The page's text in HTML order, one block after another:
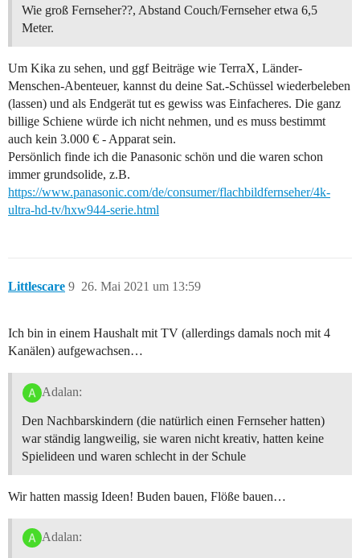
Wie groß Fernseher??, Abstand Couch/Fernseher etwa 6,5
Meter.
Um Kika zu sehen, und ggf Beiträge wie TerraX, Länder-
Menschen-Abenteuer, kannst du deine Sat.-Schüssel wiederbeleben
(lassen) und als Endgerät tut es gewiss was Einfacheres. Die ganz
billige Schiene würde ich nicht nehmen, und es muss bestimmt
auch kein 3.000 € - Apparat sein.
Persönlich finde ich die Panasonic schön und die waren schon
immer grundsolide, z.B.
https://www.panasonic.com/de/consumer/flachbildfernseher/4k-
ultra-hd-tv/hxw944-serie.html
Littlescare 26. Mai 2021 um 13:59
9
Ich bin in einem Haushalt mit TV (allerdings damals noch mit 4
Kanälen) aufgewachsen…
Adalan:
Den Nachbarskindern (die natürlich einen Fernseher hatten)
war ständig langweilig, sie waren nicht kreativ, hatten keine
Spielideen und waren schlecht in der Schule
Wir hatten massig Ideen! Buden bauen, Flöße bauen…
Adalan: